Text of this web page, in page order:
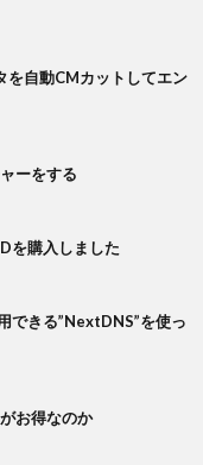
自動CMカットしてエン
ーをする
を購入しました
できる”NextDNS”を使っ
お得なのか